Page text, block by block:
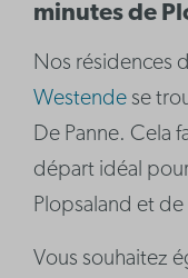
minutes de
Nos résidences
Westende se
De Panne. Cela
départ idéal
Plopsaland et de
Vous souhaitez